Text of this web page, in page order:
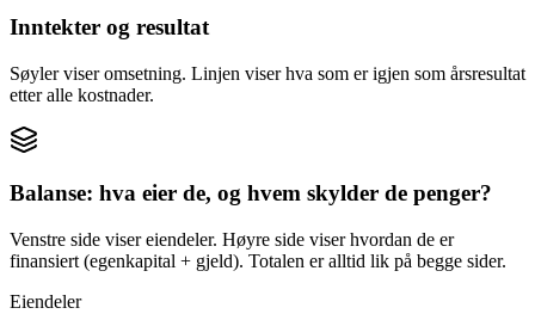
Inntekter og resultat
Søyler viser omsetning. Linjen viser hva som er igjen som årsresultat
etter alle kostnader.
Balanse: hva eier de, og hvem skylder de penger?
Venstre side viser eiendeler. Høyre side viser hvordan de er
finansiert (egenkapital + gjeld). Totalen er alltid lik på begge sider.
Eiendeler